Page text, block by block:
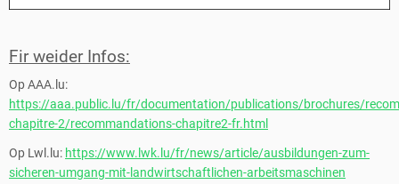
Fir weider Infos:
Op AAA.lu:
https://aaa.public.lu/fr/documentation/publications/brochures/
chapitre-2/recommandations-chapitre2-fr.html
Op Lwl.lu: https://www.lwk.lu/fr/news/article/ausbildungen-zum-
sicheren-umgang-mit-landwirtschaftlichen-arbeitsmaschinen